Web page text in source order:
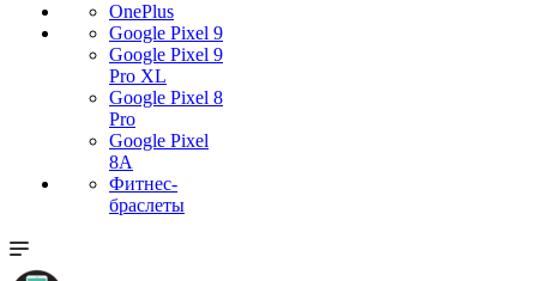
OnePlus
Google Pixel 9
Google Pixel 9
Pro XL
Google Pixel 8
Pro
Google Pixel
8A
Фитнес-
браслеты